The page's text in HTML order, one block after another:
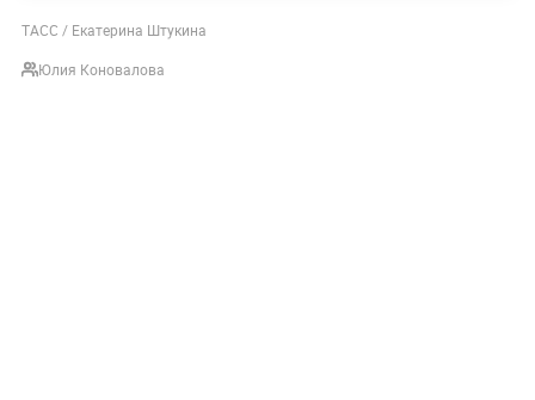
ТАСС / Екатерина Штукина
Юлия Коновалова